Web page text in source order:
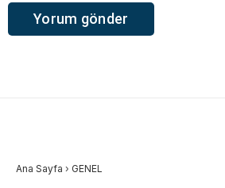
Ana Sayfa › GENEL